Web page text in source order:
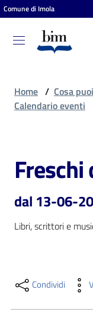
Vai al contenuto
Vai alla navigazione
Vai al footer
Comune di Imola
Biblioteca
comunale
Cosa
puoi
fare
contenuti
Home / Cosa
Calendario eventi
Salta al contenuto
dal 13-06-
Libri, scrittori e
Condividi